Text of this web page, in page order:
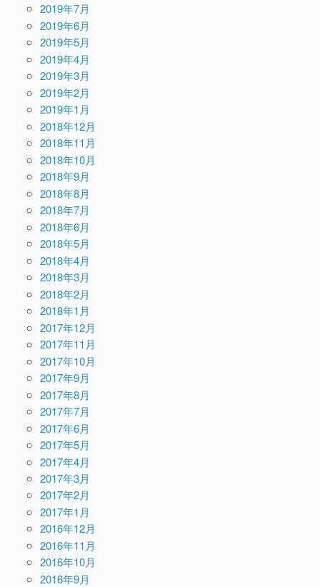
2019年7月
2019年6月
2019年5月
2019年4月
2019年3月
2019年2月
2019年1月
2018年12月
2018年11月
2018年10月
2018年9月
2018年8月
2018年7月
2018年6月
2018年5月
2018年4月
2018年3月
2018年2月
2018年1月
2017年12月
2017年11月
2017年10月
2017年9月
2017年8月
2017年7月
2017年6月
2017年5月
2017年4月
2017年3月
2017年2月
2017年1月
2016年12月
2016年11月
2016年10月
2016年9月